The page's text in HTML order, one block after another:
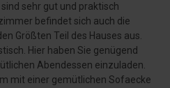
sehr gut und praktisch
befindet sich auch die
Größten Teil des Hauses aus.
Hier haben Sie genügend
Abendessen einzuladen.
mit einer gemütlichen Sofaecke